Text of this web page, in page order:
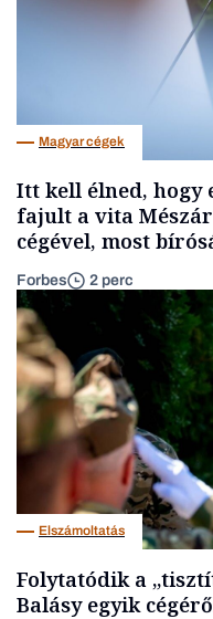
Magyar cégek
Itt kell élned, hogy
fajult a vita
cégével, most
Forbes 2 perc
Elszámoltatás
Folytatódik a
Balásy egyik